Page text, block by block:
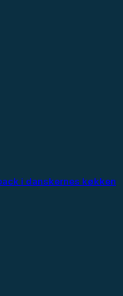
i danskernes køkken